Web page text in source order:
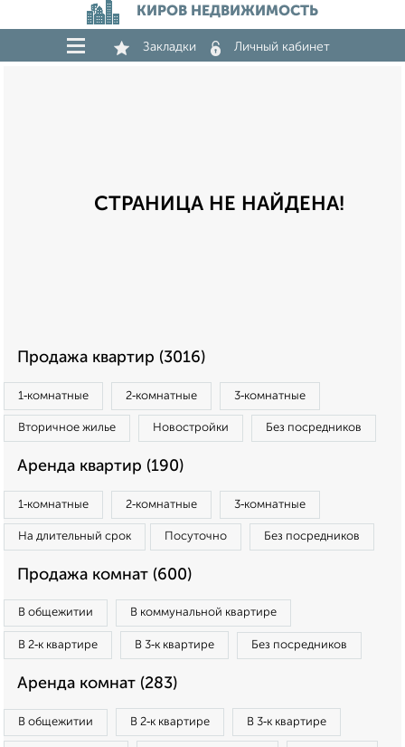
КИРОВ НЕДВИЖИМОСТЬ
Закладки Личный кабинет
СТРАНИЦА НЕ НАЙДЕНА!
Продажа квартир (3016)
1‑комнатные 2‑комнатные 3‑комнатные
Вторичное жилье Новостройки Без посредников
Аренда квартир (190)
1‑комнатные 2‑комнатные 3‑комнатные
На длительный срок Посуточно Без посредников
Продажа комнат (600)
В общежитии В коммунальной квартире
В 2‑к квартире В 3‑к квартире Без посредников
Аренда комнат (283)
В общежитии В 2‑к квартире В 3‑к квартире